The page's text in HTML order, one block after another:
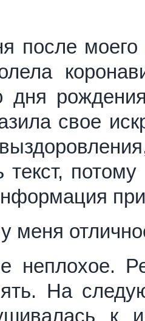
после
дня
свое
текст,
меня
неплохое.
На
к